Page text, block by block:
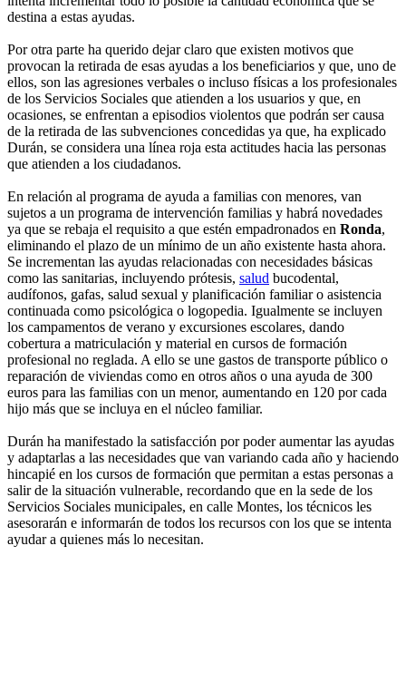
destina a estas ayudas.
Por otra parte ha querido dejar claro que existen motivos que
provocan la retirada de esas ayudas a los beneficiarios y que, uno de
ellos, son las agresiones verbales o incluso físicas a los profesionales
de los Servicios Sociales que atienden a los usuarios y que, en
ocasiones, se enfrentan a episodios violentos que podrán ser causa
de la retirada de las subvenciones concedidas ya que, ha explicado
Durán, se considera una línea roja esta actitudes hacia las personas
que atienden a los ciudadanos.
En relación al programa de ayuda a familias con menores, van
sujetos a un programa de intervención familias y habrá novedades
ya que se rebaja el requisito a que estén empadronados en Ronda,
eliminando el plazo de un mínimo de un año existente hasta ahora.
Se incrementan las ayudas relacionadas con necesidades básicas
como las sanitarias, incluyendo prótesis, salud bucodental,
audífonos, gafas, salud sexual y planificación familiar o asistencia
continuada como psicológica o logopedia. Igualmente se incluyen
los campamentos de verano y excursiones escolares, dando
cobertura a matriculación y material en cursos de formación
profesional no reglada. A ello se une gastos de transporte público o
reparación de viviendas como en otros años o una ayuda de 300
euros para las familias con un menor, aumentando en 120 por cada
hijo más que se incluya en el núcleo familiar.
Durán ha manifestado la satisfacción por poder aumentar las ayudas
y adaptarlas a las necesidades que van variando cada año y haciendo
hincapié en los cursos de formación que permitan a estas personas a
salir de la situación vulnerable, recordando que en la sede de los
Servicios Sociales municipales, en calle Montes, los técnicos les
asesorarán e informarán de todos los recursos con los que se intenta
ayudar a quienes más lo necesitan.